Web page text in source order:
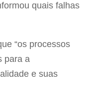
quais falhas
“os processos
para a
e suas